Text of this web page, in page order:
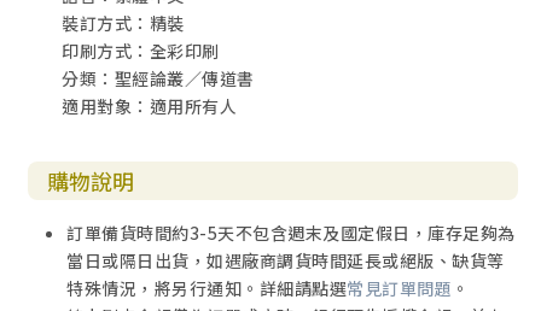
裝訂方式：精裝
印刷方式：全彩印刷
分類：聖經論叢／傳道書
適用對象：適用所有人
購物說明
訂單備貨時間約3-5天不包含週末及國定假日，庫存足夠為
當日或隔日出貨，如遇廠商調貨時間延長或絕版、缺貨等
特殊情況，將另行通知。詳細請點選常見訂單問題 。